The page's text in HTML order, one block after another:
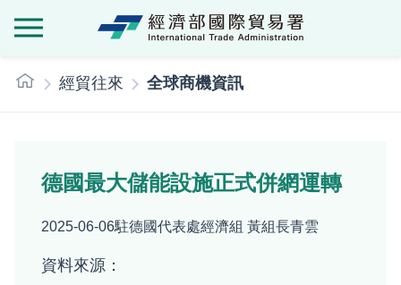
::: 經貿往來 全球商機資訊
德國最大儲能設施正式併網運轉
2025-06-06駐德國代表處經濟組 黃組長青雲
資料來源：